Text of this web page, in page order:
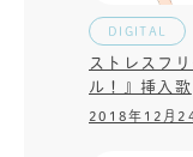
DIGITAL
ストレスフ
ル！』挿入歌
2018年12月